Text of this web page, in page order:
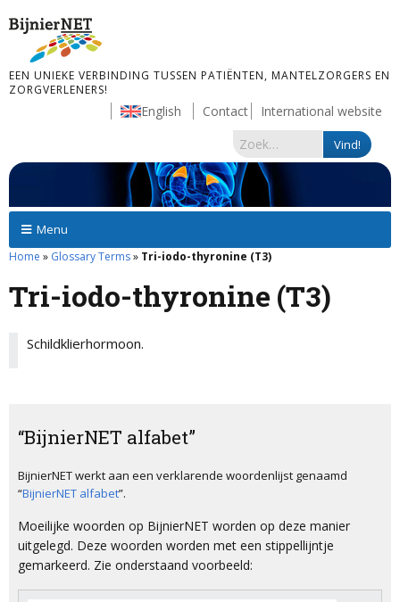
EEN UNIEKE VERBINDING TUSSEN PATIËNTEN, MANTELZORGERS EN
ZORGVERLENERS!
English Contact International website
Menu
Home » Glossary Terms» Tri-iodo-thyronine (T3)
Tri-iodo-thyronine (T3)
Schildklierhormoon.
“BijnierNET alfabet”
BijnierNET werkt aan een verklarende woordenlijst genaamd
“BijnierNET alfabet”.
Moeilijke woorden op BijnierNET worden op deze manier
uitgelegd. Deze woorden worden met een stippellijntje
gemarkeerd. Zie onderstaand voorbeeld: